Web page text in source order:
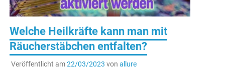
Welche Heilkräfte kann man mit
Räucherstäbchen entfalten?
Veröffentlicht am22/03/2023 von allure